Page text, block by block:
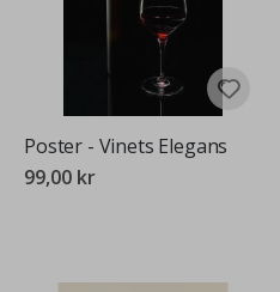
Poster - Vinets Elegans
99,00 kr